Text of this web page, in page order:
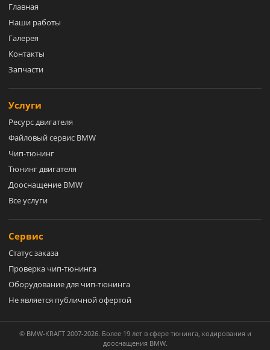
Главная
Наши работы
Галерея
Контакты
Запчасти
Услуги
Ресурс двигателя
Файловый сервис BMW
Чип-тюнинг
Тюнинг двигателя
Дооснащение BMW
Все услуги
Сервис
Статус заказа
Проверка чип-тюнинга
Оборудование для чип-тюнинга
Не является публичной офертой
© BMW-KRAFT 2007-2026. Более 19 лет в сфере тюнинга, кодирования и
дооснащения BMW.